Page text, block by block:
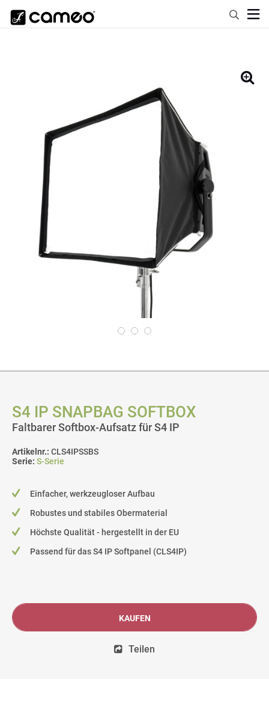
S4 IP SNAPBAG SOFTBOX
Faltbarer Softbox-Aufsatz für S4 IP
Artikelnr.: CLS4IPSSBS
Serie: S-Serie
Einfacher, werkzeugloser Aufbau
Robustes und stabiles Obermaterial
Höchste Qualität - hergestellt in der EU
Passend für das S4 IP Softpanel (CLS4IP)
KAUFEN
Teilen